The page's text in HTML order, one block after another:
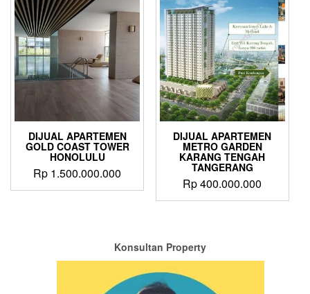
DIJUAL APARTEMEN
GOLD COAST TOWER
HONOLULU
Rp 1.500.000.000
DIJUAL APARTEMEN
METRO GARDEN
KARANG TENGAH
TANGERANG
Rp400.000.000
Konsultan Property